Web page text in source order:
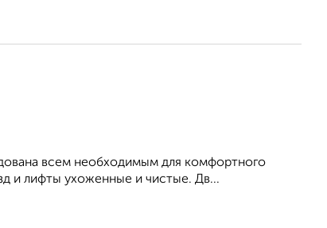
всем необходимым для комфортного
и лифты ухоженные и чистые. Дв...